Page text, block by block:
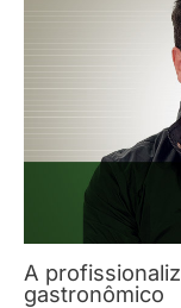
A
gastronômico